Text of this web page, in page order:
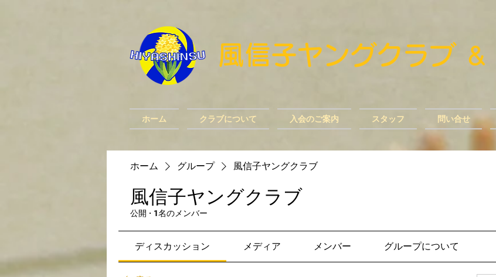
​風信子ヤングクラブ ＆
ホーム クラブについて 入会のご案内 スタッフ 問い合せ
ホーム グループ 風信子ヤングクラブ
風信子ヤングクラブ
公開 · 1名のメンバー
ディスカッション メディア メンバー グループについて